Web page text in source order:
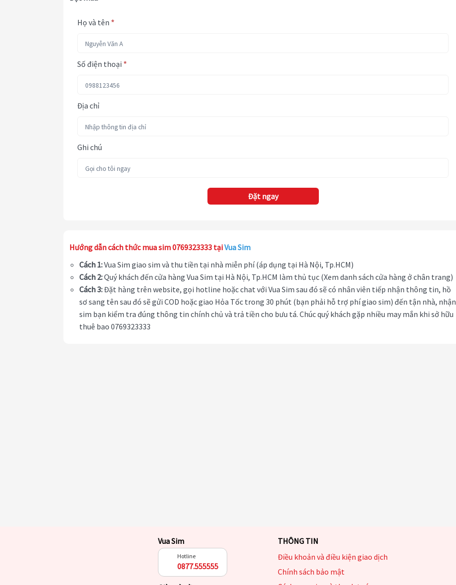
Họ và tên *
Số điện thoại *
Địa chỉ
Ghi chú
Đặt ngay
Hướng dẫn cách thức mua sim 0769323333 tạiVua Sim
Cách 1:Vua Sim giao sim và thu tiền tại nhà miễn phí (áp dụng tại Hà Nội, Tp.HCM)
Cách 2:Quý khách đến cửa hàng Vua Sim tại Hà Nội, Tp.HCM làm thủ tục (Xem danh sách cửa hàng ở chân trang)
Cách 3:Đặt hàng trên website, gọi hotline hoặc chat với Vua Sim sau đó sẽ có nhân viên tiếp nhận thông tin, hồ
sơ sang tên sau đó sẽ gửi COD hoặc giao Hỏa Tốc trong 30 phút (bạn phải hỗ trợ phí giao sim) đến tận nhà, nhận
sim bạn kiểm tra đúng thông tin chính chủ và trả tiền cho bưu tá. Chúc quý khách gặp nhiều may mắn khi sở hữu
thuê bao 0769323333
Vua Sim
Hotline
0877.555555
THÔNG TIN
Điều khoản và điều kiện giao dịch
Chính sách bảo mật